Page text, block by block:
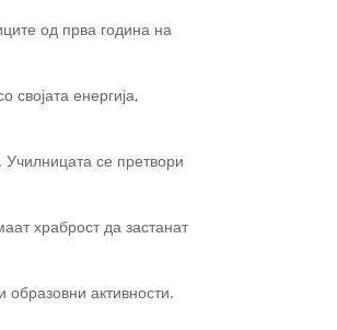
од прва година на
енергија,
се претвори
храброст да застанат
образовни активности.